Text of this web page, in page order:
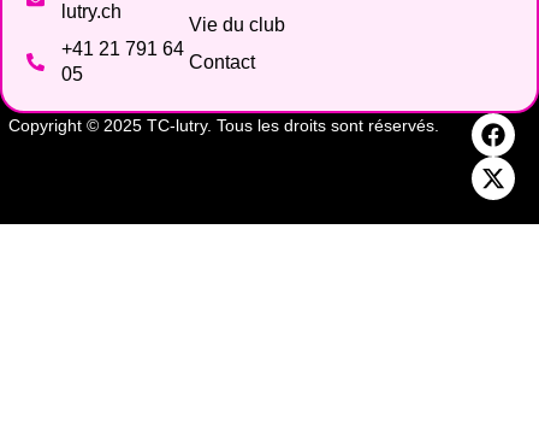
lutry.ch
+41 21 791 64
05
Vie du club
Contact
Copyright © 2025 TC-lutry. Tous les droits sont réservés.